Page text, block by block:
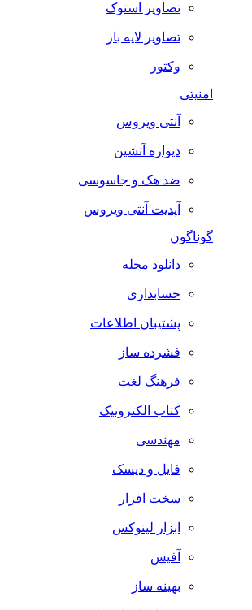
تصاویر استوک
تصاویر لایه باز
وکتور
امنیتی
آنتی ویروس
دیواره آتشین
ضد هک و جاسوسی
آپدیت آنتی ویروس
گوناگون
دانلود مجله
حسابداری
پشتیبان اطلاعات
فشرده ساز
فرهنگ لغت
کتاب الکترونیک
مهندسی
فایل و دیسک
سخت افزار
ابزار لینوکس
آفیس
بهینه ساز